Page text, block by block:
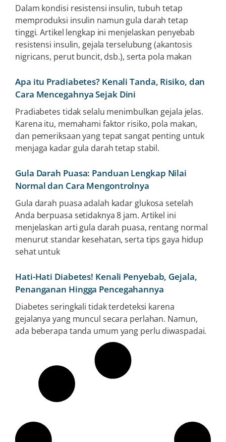
Dalam kondisi resistensi insulin, tubuh tetap
memproduksi insulin namun gula darah tetap
tinggi. Artikel lengkap ini menjelaskan penyebab
resistensi insulin, gejala terselubung (akantosis
nigricans, perut buncit, dsb.), serta pola makan
Apa itu Pradiabetes? Kenali Tanda, Risiko, dan
Cara Mencegahnya Sejak Dini
Pradiabetes tidak selalu menimbulkan gejala jelas.
Karena itu, memahami faktor risiko, pola makan,
dan pemeriksaan yang tepat sangat penting untuk
menjaga kadar gula darah tetap stabil.
Gula Darah Puasa: Panduan Lengkap Nilai
Normal dan Cara Mengontrolnya
Gula darah puasa adalah kadar glukosa setelah
Anda berpuasa setidaknya 8 jam. Artikel ini
menjelaskan arti gula darah puasa, rentang normal
menurut standar kesehatan, serta tips gaya hidup
sehat untuk
Hati-Hati Diabetes! Kenali Penyebab, Gejala,
Penanganan Hingga Pencegahannya
Diabetes seringkali tidak terdeteksi karena
gejalanya yang muncul secara perlahan. Namun,
ada beberapa tanda umum yang perlu diwaspadai.